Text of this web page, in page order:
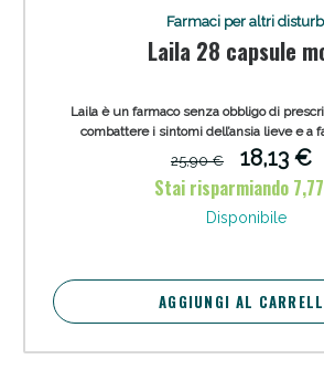
Farmaci per altri
Laila 28 capsule
Laila è un farmaco senza obbligo di
combattere i sintomi dell’ansia lieve e a
Confezione da 28 capsule
25,90 €
18,13 €
Stai risparmiando
Disponibile
AGGIUNGI AL